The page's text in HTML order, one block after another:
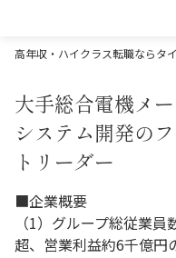
高年収・ハイクラス転職ならタ
大手総合電機メ
システム開発の
トリーダー
■企業概要
（1）グループ総従業
超、営業利益約6千億円